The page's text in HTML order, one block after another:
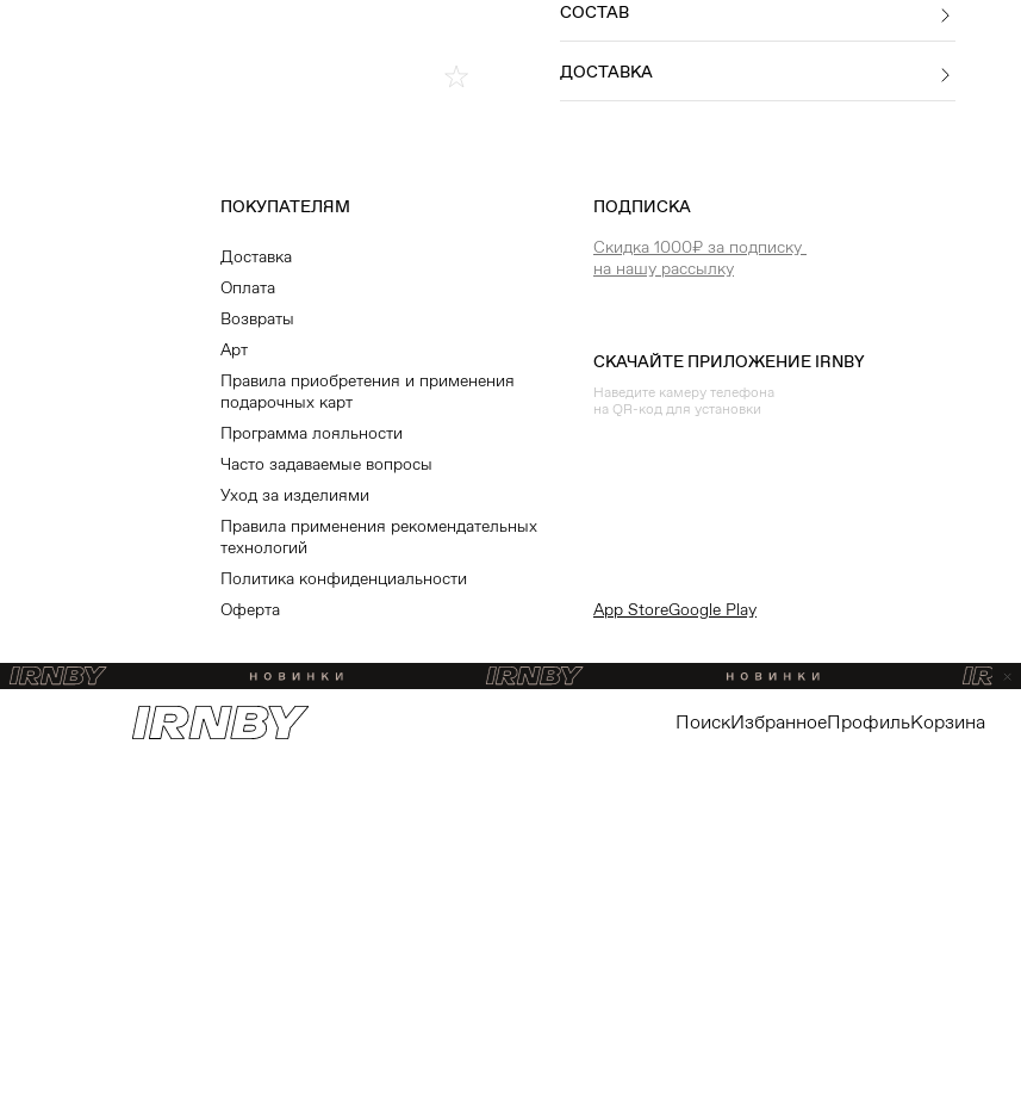
СОСТАВ
ДОСТАВКА
ПОКУПАТЕЛЯМ
Доставка
Оплата
Возвраты
Арт
Правила приобретения и применения
подарочных карт
Программа лояльности
Часто задаваемые вопросы
Уход за изделиями
Правила применения рекомендательных
технологий
Политика конфиденциальности
Оферта
ПОДПИСКА
Скидка 1000₽ за подписку
на нашу рассылку
СКАЧАЙТЕ ПРИЛОЖЕНИЕ IRNBY
Наведите камеру телефона
на QR-код для установки
App StoreGoogle Play
поиск избранное профиль корзина